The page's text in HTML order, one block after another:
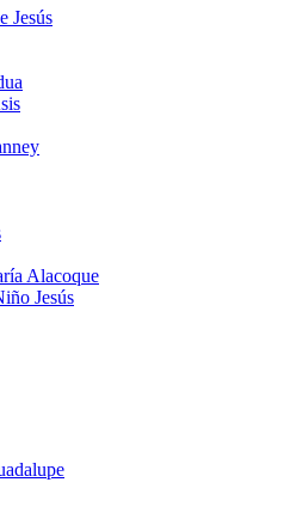
Jesús
Alacoque
Jesús